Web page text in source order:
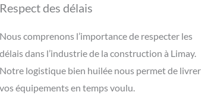
Respect des délais
Nous comprenons l’importance de respecter les
délais dans l’industrie de la construction à Limay.
Notre logistique bien huilée nous permet de livrer
vos équipements en temps voulu.